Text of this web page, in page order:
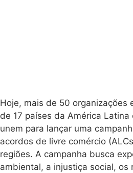
Hoje, mais de 50 organizações
de 17 países da América Latina
unem para lançar uma
acordos de livre comércio
regiões. A campanha busca
ambiental, a injustiça social, os